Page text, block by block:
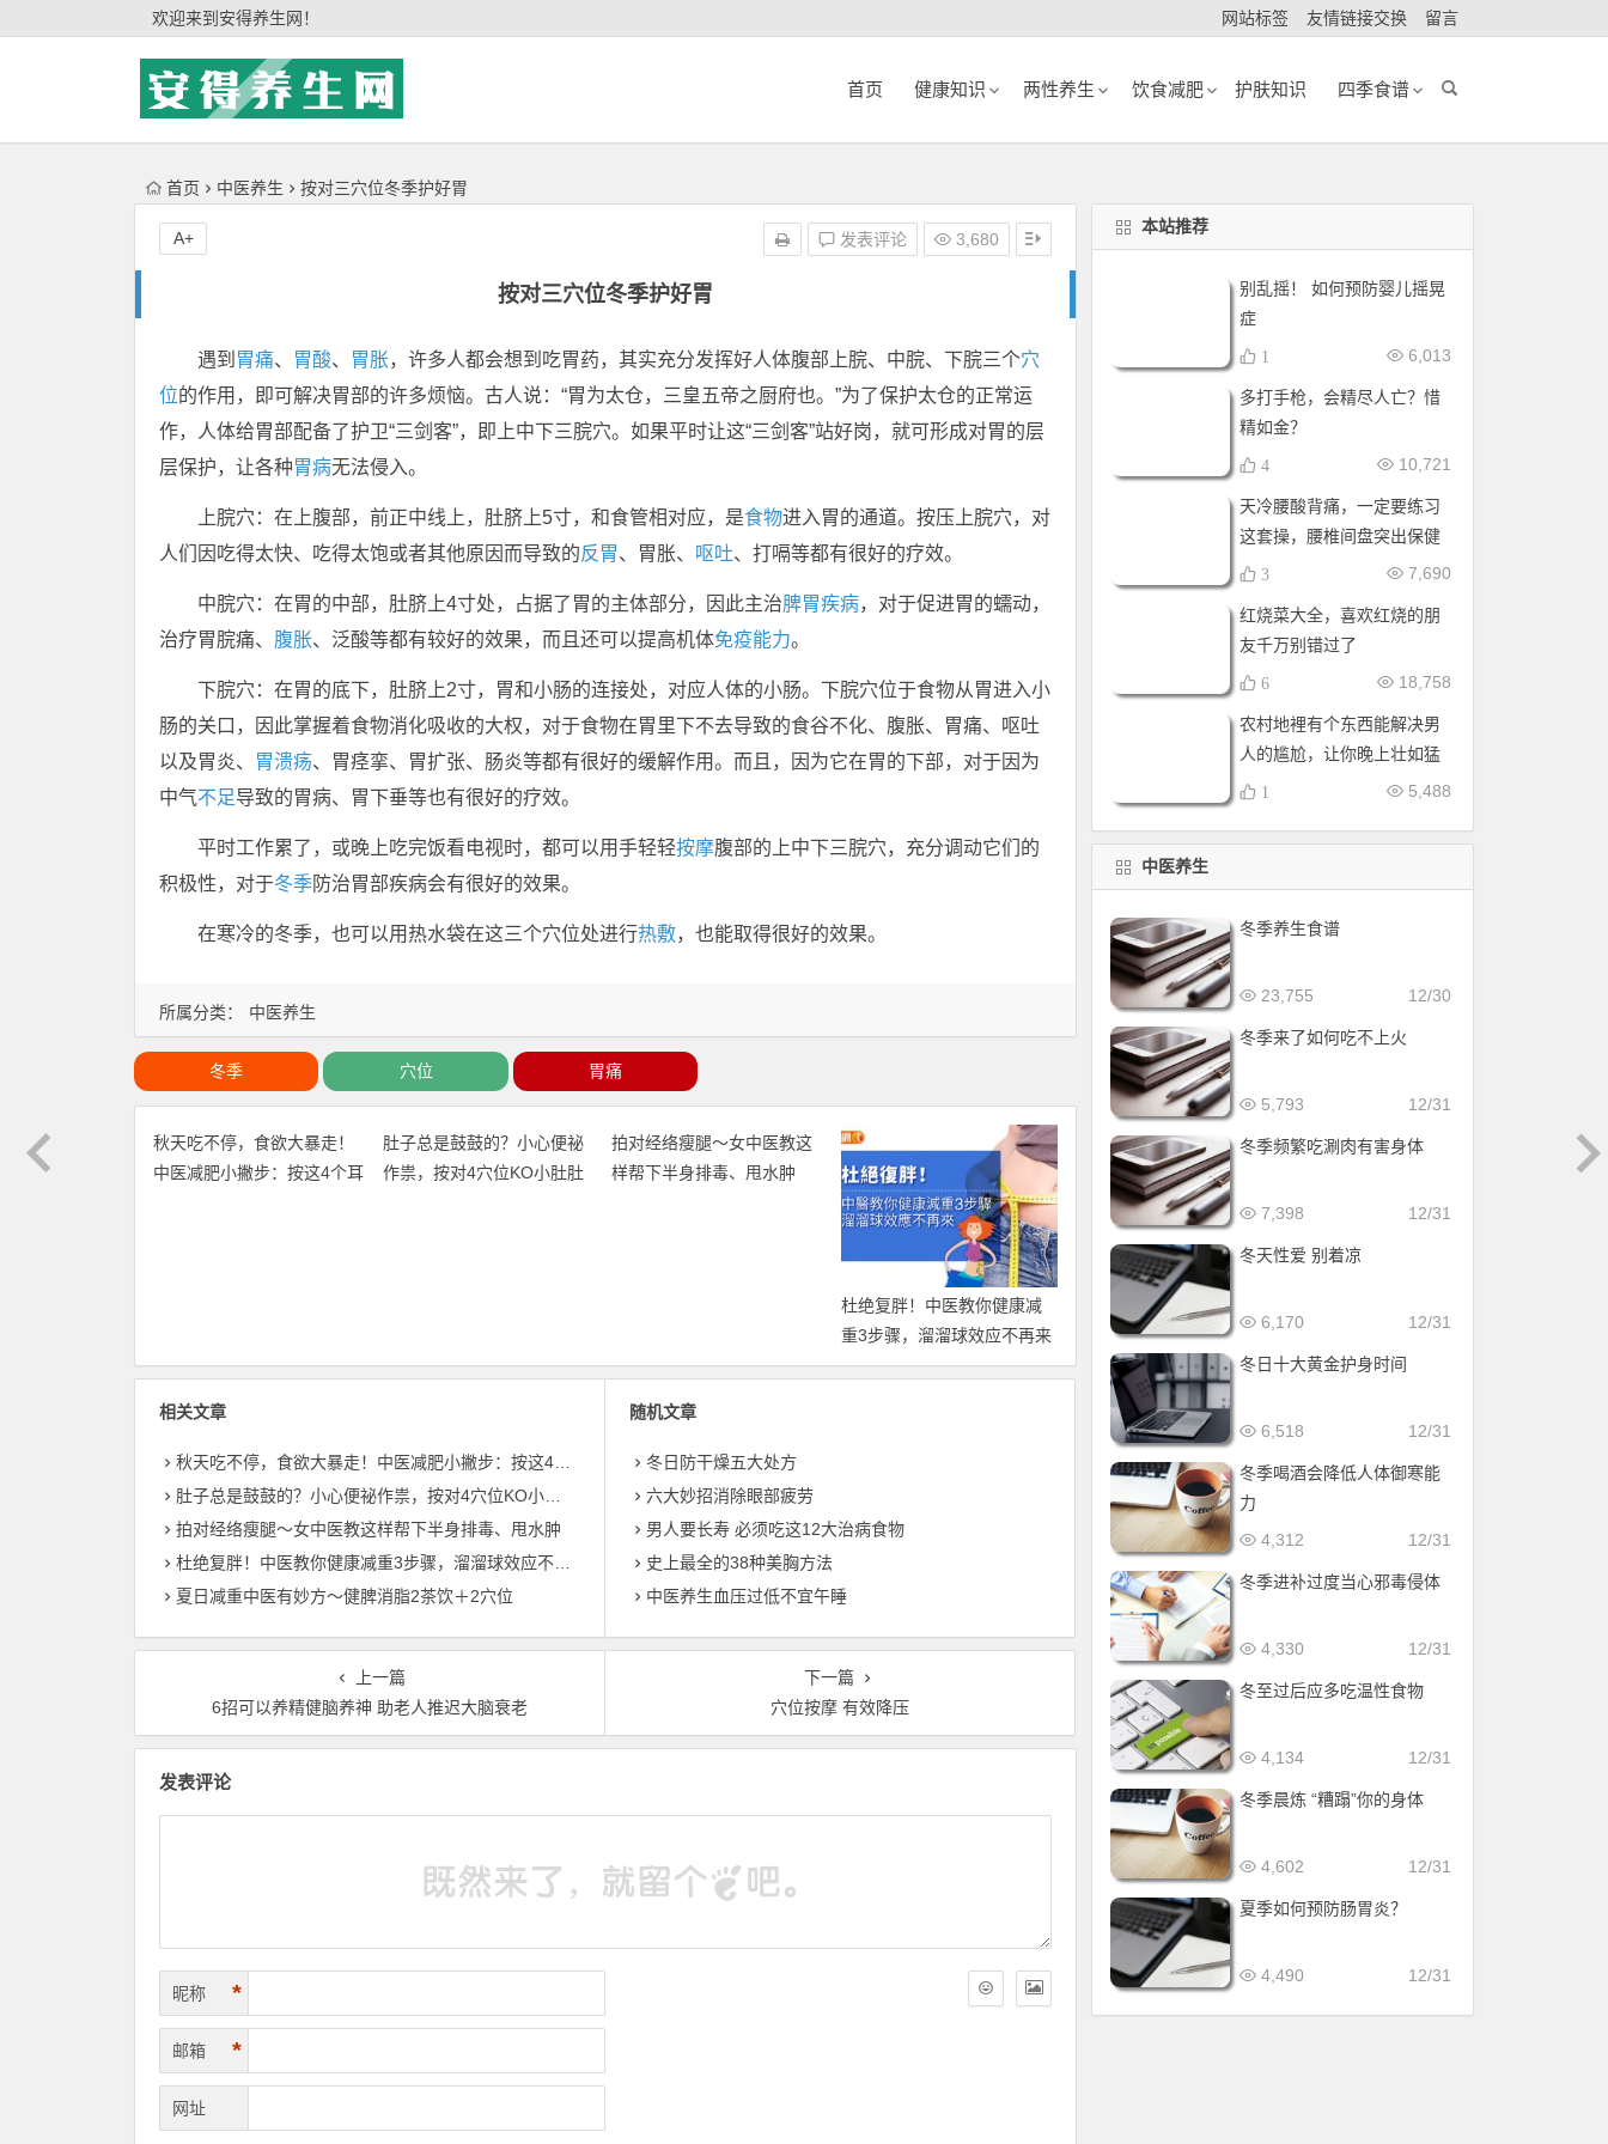
欢迎来到安得养生网！ 网站标签 友情链接交换 留言
首页 健康知识 两性养生 饮食减肥 护肤知识 四季食谱
首页 中医养生 按对三穴位冬季护好胃
按对三穴位冬季护好胃
发表评论 3,680
A+
所属分类： 中医养生
遇到 胃痛、 胃酸、 胃胀，许多人都会想到吃胃药，其实充分发挥好人体腹部上脘、中脘、下脘三个穴
位的作用，即可解决胃部的许多烦恼。古人说：“胃为太仓，三皇五帝之厨府也。”为了保护太仓的正常运
作，人体给胃部配备了护卫“三剑客”，即上中下三脘穴。如果平时让这“三剑客”站好岗，就可形成对胃的层
层保护，让各种胃病无法侵入。
上脘穴：在上腹部，前正中线上，肚脐上5寸，和食管相对应，是食物进入胃的通道。按压上脘穴，对
人们因吃得太快、吃得太饱或者其他原因而导致的反胃、胃胀、 呕吐、打嗝等都有很好的疗效。
中脘穴：在胃的中部，肚脐上4寸处，占据了胃的主体部分，因此主治脾胃疾病，对于促进胃的蠕动，
治疗胃脘痛、 腹胀、泛酸等都有较好的效果，而且还可以提高机体免疫能力。
下脘穴：在胃的底下，肚脐上2寸，胃和小肠的连接处，对应人体的小肠。下脘穴位于食物从胃进入小
肠的关口，因此掌握着食物消化吸收的大权，对于食物在胃里下不去导致的食谷不化、腹胀、胃痛、呕吐
以及胃炎、
胃溃疡、胃痉挛、胃扩张、肠炎等都有很好的缓解作用。而且，因为它在胃的下部，对于因为
中气不足导致的胃病、胃下垂等也有很好的疗效。
平时工作累了，或晚上吃完饭看电视时，都可以用手轻轻按摩腹部的上中下三脘穴，充分调动它们的
积极性，对于冬季 防治胃部疾病会有很好的效果。
在寒冷的冬季，也可以用热水袋在这三个穴位处进行热敷，也能取得很好的效果。
冬季 穴位 胃痛
秋天吃不停，食欲大暴走！
中医减肥小撇步：按这4个耳
肚子总是鼓鼓的？小心便祕
作祟，按对4穴位KO小肚肚
拍对经络瘦腿〜女中医教这
样帮下半身排毒、甩水肿
杜绝复胖！中医教你健康减
重3步骤，溜溜球效应不再来
相关文章
秋天吃不停，食欲大暴走！中医减肥小撇步：按这4个耳朵穴位
肚子总是鼓鼓的？小心便祕作祟，按对4穴位KO小肚肚好畅通
拍对经络瘦腿〜女中医教这样帮下半身排毒、甩水肿
杜绝复胖！中医教你健康减重3步骤，溜溜球效应不再来
夏日减重中医有妙方〜健脾消脂2茶饮＋2穴位
随机文章
冬日防干燥五大处方
六大妙招消除眼部疲劳
男人要长寿 必须吃这12大治病食物
史上最全的38种美胸方法
中医养生血压过低不宜午睡
上一篇
6招可以养精健脑养神 助老人推迟大脑衰老
下一篇
穴位按摩 有效降压
发表评论
昵称 *
邮箱 *
网址
本站推荐
别乱摇！ 如何预防婴儿摇晃
症
6,013
1
多打手枪，会精尽人亡？惜
精如金？
10,721
4
天冷腰酸背痛，一定要练习
这套操，腰椎间盘突出保健
操，全套收好！每天十分钟
7,690
3
红烧菜大全，喜欢红烧的朋
友千万别错过了
18,758
6
农村地裡有个东西能解决男
人的尴尬，让你晚上壮如猛
牛床受不了
5,488
1
中医养生
冬季养生食谱
12/30
23,755
冬季来了如何吃不上火
12/31
5,793
冬季频繁吃涮肉有害身体
12/31
7,398
冬天性爱 别着凉
12/31
6,170
冬日十大黄金护身时间
12/31
6,518
冬季喝酒会降低人体御寒能
力
12/31
4,312
冬季进补过度当心邪毒侵体
12/31
4,330
冬至过后应多吃温性食物
12/31
4,134
冬季晨炼 “糟蹋”你的身体
12/31
4,602
夏季如何预防肠胃炎？
12/31
4,490